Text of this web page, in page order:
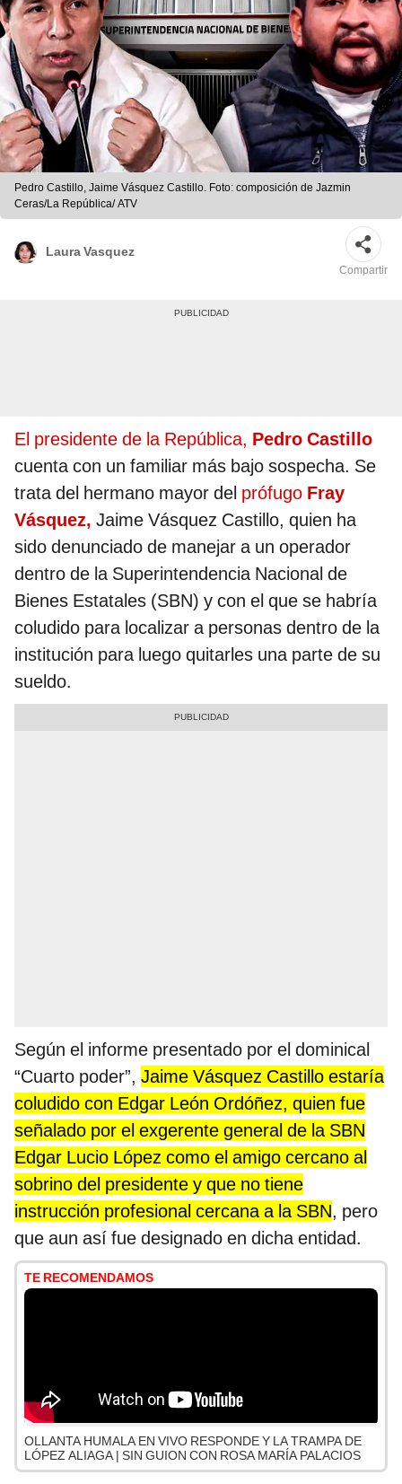
Pedro Castillo, Jaime Vásquez Castillo. Foto: composición de Jazmin
Ceras/La República/ ATV
Laura Vasquez
Compartir
El presidente de la República, Pedro Castillo
cuenta con un familiar más bajo sospecha. Se
trata del hermano mayor del prófugo Fray
Vásquez, Jaime Vásquez Castillo, quien ha
sido denunciado de manejar a un operador
dentro de la Superintendencia Nacional de
Bienes Estatales (SBN) y con el que se habría
coludido para localizar a personas dentro de la
institución para luego quitarles una parte de su
sueldo.
Según el informe presentado por el dominical
“Cuarto poder”, Jaime Vásquez Castillo estaría
coludido con Edgar León Ordóñez, quien fue
señalado por el exgerente general de la SBN
Edgar Lucio López como el amigo cercano al
sobrino del presidente y que no tiene
instrucción profesional cercana a la SBN, pero
que aun así fue designado en dicha entidad.
TE RECOMENDAMOS
OLLANTA HUMALA EN VIVO RESPONDE Y LA TRAMPA DE
LÓPEZ ALIAGA | SIN GUION CON ROSA MARÍA PALACIOS